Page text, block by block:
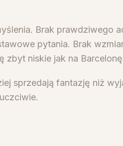
Brak prawdziwego
pytania. Brak
zbyt niskie jak na
sprzedają fantazję niż